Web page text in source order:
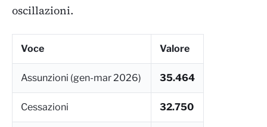
oscillazioni.
Voce Valore
Assunzioni (gen-mar 2026) 35.464
Cessazioni 32.750